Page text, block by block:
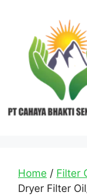
Home / Filter
Dryer Filter